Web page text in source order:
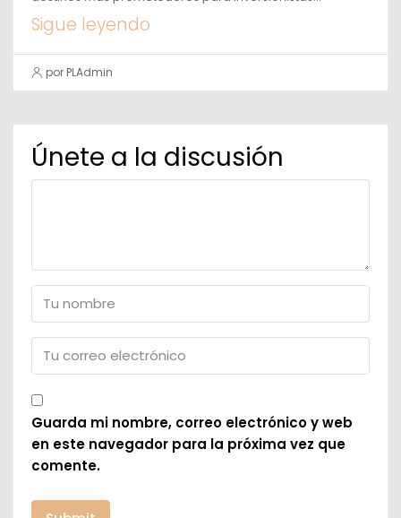
Sigue leyendo
por PLAdmin
Únete a la discusión
Guarda mi nombre, correo electrónico y web
en este navegador para la próxima vez que
comente.